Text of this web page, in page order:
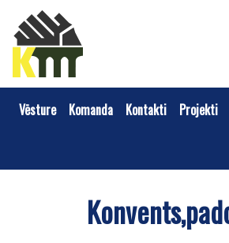
Vēsture Komanda Kontakti Projekti